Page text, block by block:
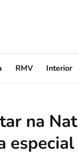
RMV Interior
na